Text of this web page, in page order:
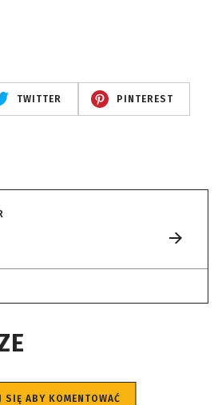
TWITTER PINTEREST
SIĘ ABY KOMENTOWAĆ